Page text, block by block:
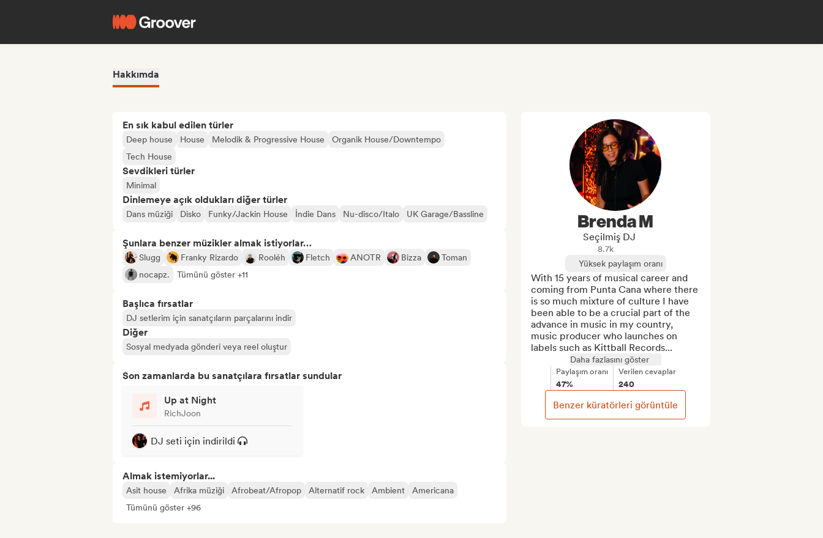
Hakkımda
En sık kabul edilen türler
Deep house House Melodik & Progressive House
Organik House/Downtempo
Tech House
Sevdikleri türler
Minimal
Dinlemeye açık oldukları diğer türler
Dans müziği Disko Funky/Jackin House İndie Dans Nu-disco/Italo UK Garage/Bassline
Şunlara benzer müzikler almak istiyorlar…
Slugg Franky Rizardo Rooléh Fletch ANOTR Bizza
Toman
nocapz.
Tümünü göster +11
Başlıca fırsatlar
DJ setlerim için sanatçıların parçalarını indir
Diğer
Sosyal medyada gönderi veya reel oluştur
Son zamanlarda bu sanatçılara fırsatlar sundular
Up at Night
RichJoon
DJ seti için indirildi
Almak istemiyorlar...
Asit house Afrika müziği Afrobeat/Afropop Alternatif rock Ambient
Americana
Tümünü göster +96
Brenda M
Seçilmiş DJ
8.7k
Yüksek paylaşım oranı
With 15 years of musical career and
coming from Punta Cana where there
is so much mixture of culture I have
been able to be a crucial part of the
advance in music in my country,
music producer who launches on
labels such as Kittball Records...
Daha fazlasını göster
Paylaşım oranı
47%
Verilen cevaplar
240
Benzer küratörleri görüntüle